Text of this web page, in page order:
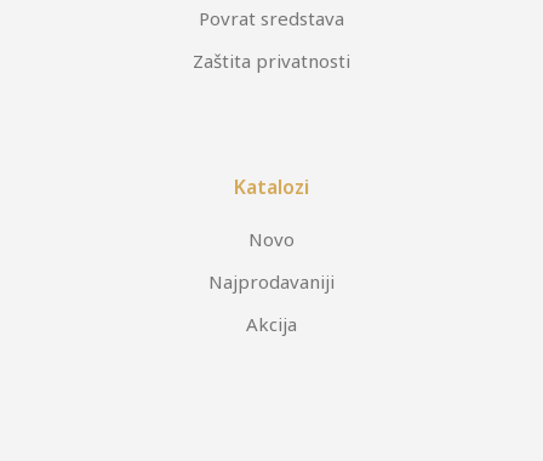
Povrat sredstava
Zaštita privatnosti
Katalozi
Novo
Najprodavaniji
Akcija